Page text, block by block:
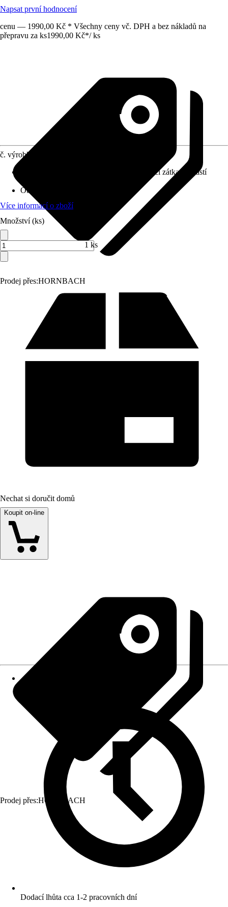
Napsat první hodnocení
cenu — 1990,00 Kč * Všechny ceny vč. DPH a bez nákladů na
přepravu za ks1990,00 Kč*/ ks
Prodej přes:HORNBACH
č. výrobku
Volitelně dostupné (uzavírací zátka součástí
Oblast využití
Více informací o zboží
Množství (ks)
1 ks
Nechat si doručit domů
Koupit on-line
Prodej přes:HORNBACH
Dodací lhůta cca 1-2 pracovních dní